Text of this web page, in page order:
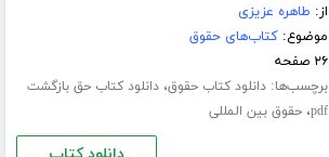
از: طاهره عزیزی
موضوع:کتاب‌های حقوق
۲۶ صفحه
برچسب‌ها:دانلود کتاب حقوق،دانلود کتاب حق بازگشت
pdf،حقوق بین المللی